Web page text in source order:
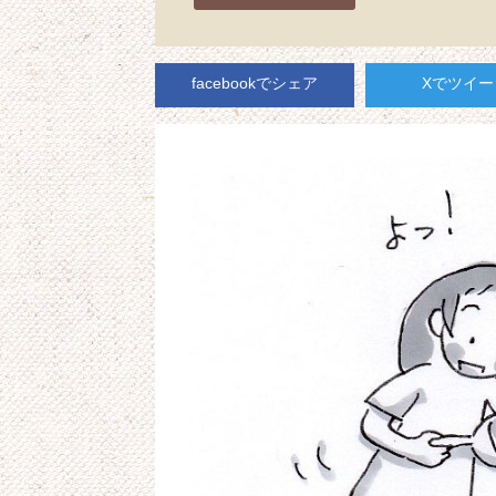
facebookでシェア Xでツイ